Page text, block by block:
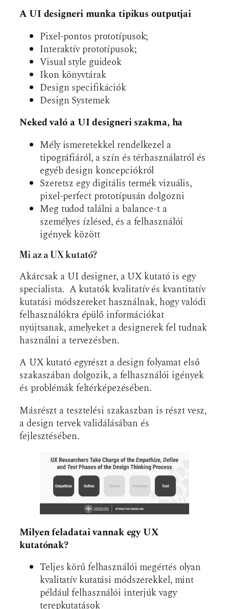
A UI designeri munka tipikus outputjai
Pixel-pontos prototípusok;
Interaktív prototípusok;
Visual style guideok
Ikon könyvtárak
Design specifikációk
Design Systemek
Neked való a UI designeri szakma, ha
Mély ismeretekkel rendelkezel a
tipográfiáról, a szín és térhasználatról és
egyéb design koncepciókról
Szeretsz egy digitális termék vizuális,
pixel-perfect prototípusán dolgozni
Meg tudod találni a balance-t a
személyes ízlésed, és a felhasználói
igények között
Mi az a UX kutató?
Akárcsak a UI designer, a UX kutató is egy
specialista. A kutatók kvalitatív és kvantitatív
kutatási módszereket használnak, hogy valódi
felhasználókra épülő információkat
nyújtsanak, amelyeket a designerek fel tudnak
használni a tervezésben.
A UX kutató egyrészt a design folyamat első
szakaszában dolgozik, a felhasználói igények
és problémák feltérképezésében.
Másrészt a tesztelési szakaszban is részt vesz,
a design tervek validálásában és
fejlesztésében.
Milyen feladatai vannak egy UX
kutatónak?
Teljes körű felhasználói megértés olyan
kvalitatív kutatási módszerekkel, mint
például felhasználói interjúk vagy
terepkutatások